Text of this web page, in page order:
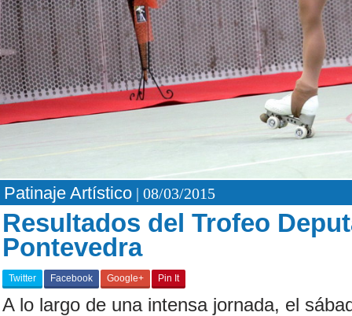
Patinaje Artístico | 08/03/2015
Resultados del Trofeo
Pontevedra
Twitter Facebook Google+ Pin It
A lo largo de una intensa jornada, el